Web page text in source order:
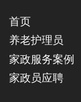
首页
养老护理员
家政服务案例
家政员应聘